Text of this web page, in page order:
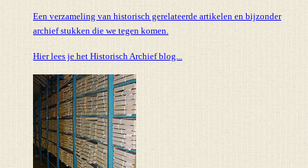
Een verzameling van historisch gerelateerde artikelen en bijzonder
archief stukken die we tegen komen.
Hier lees je het Historisch Archief blog...